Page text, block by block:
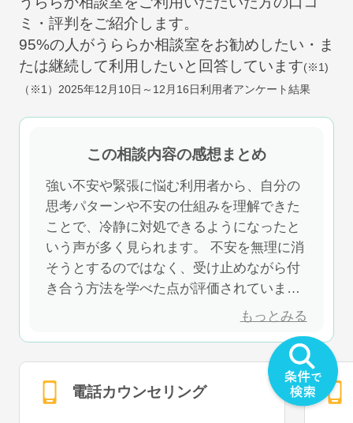
ミ・評判をご紹介します。
95%の人がうららか相談室をお勧めしたい・ま
たは継続して利用したいと回答しています(※1)
（※1） 2025年12月10日～12月16日利用者アンケート結果
この相談内容の感想まとめ
強い不安や緊張に悩む利用者から、自分の
思考パターンや不安の仕組みを理解できた
ことで、冷静に対処できるようになったと
いう声が多く見られます。 不安を無理に消
そうとするのではなく、受け止めながら付
き合う方法を学べた点が評価されていま
す。 具体的な対処法を実践することで、不
もっとみる
電話カウンセリング